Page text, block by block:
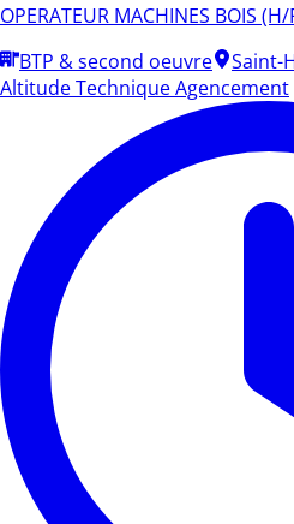
OPERATEUR MACHINES BOIS (H/
BTP & second oeuvre
Saint-
Altitude Technique Agencement